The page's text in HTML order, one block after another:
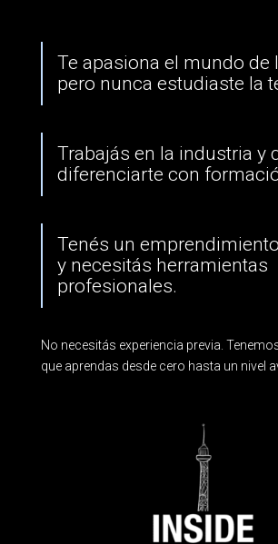
Te apasiona el mundo de
pero nunca estudiaste la
Trabajás en la industria y
diferenciarte con
Tenés un
y necesitás herramientas
profesionales.
No necesitás experiencia previa.
que aprendas desde cero hasta un nivel